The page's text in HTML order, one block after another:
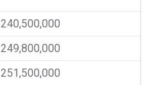
240,500,000
249,800,000
251,500,000